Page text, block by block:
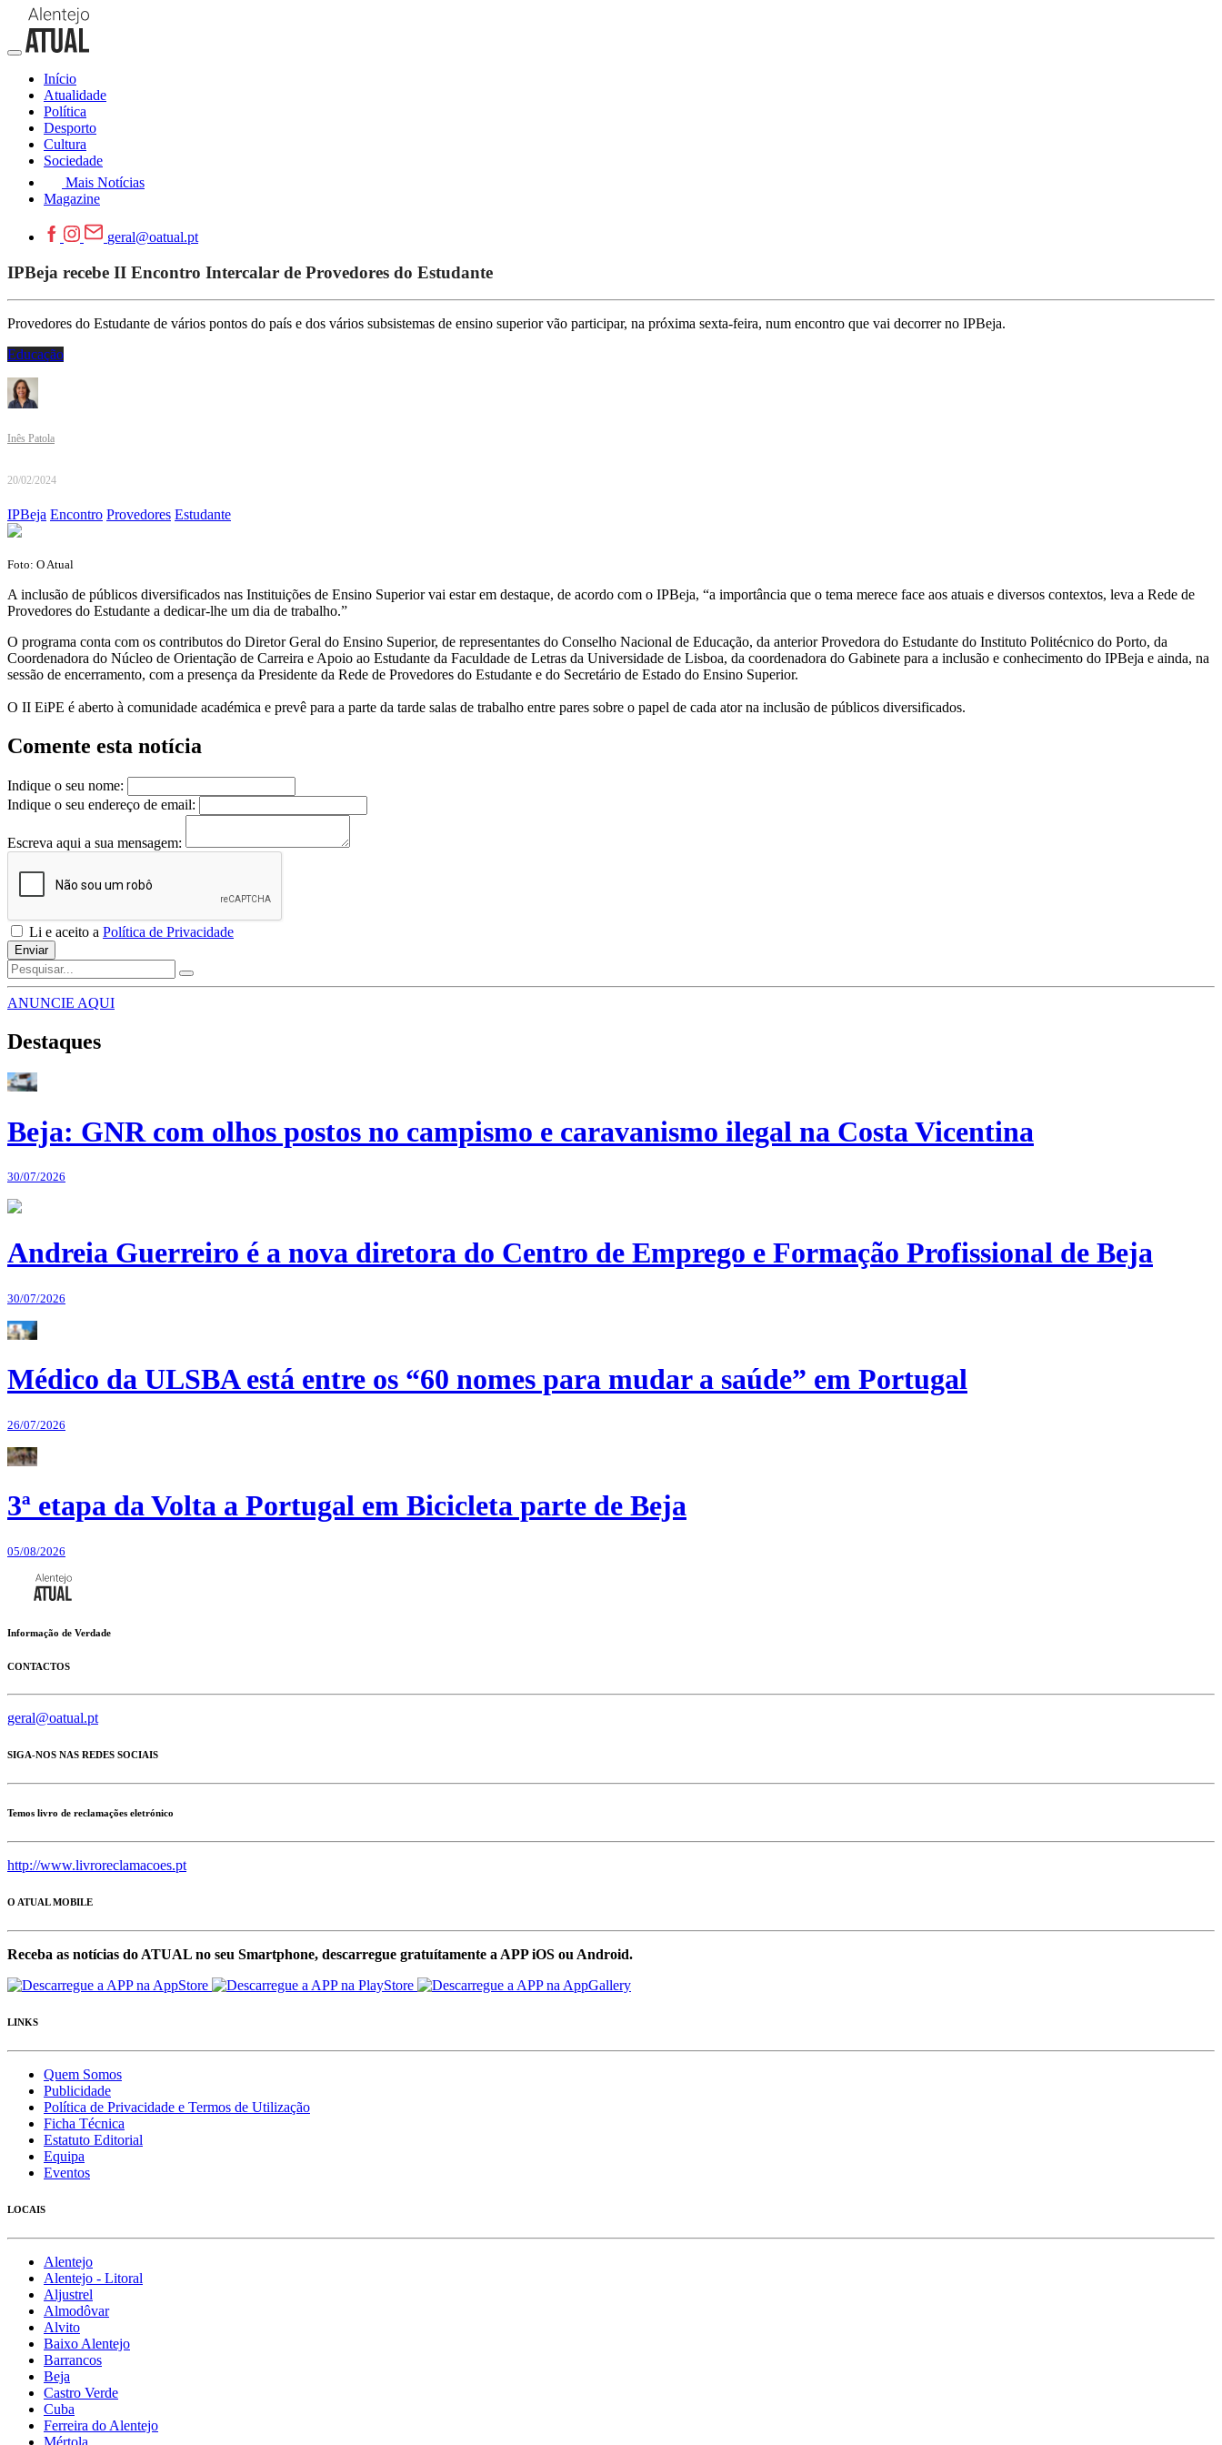
Início
Atualidade
Política
Desporto
Cultura
Sociedade
Mais Notícias
Magazine
geral@oatual.pt
IPBeja recebe II Encontro Intercalar de Provedores do Estudante
Provedores do Estudante de vários pontos do país e dos vários subsistemas de ensino superior vão participar, na próxima sexta-feira, num encontro que vai decorrer no IPBeja.
Educação
Inês Patola
20/02/2024
IPBeja Encontro Provedores Estudante
Foto: O Atual
A inclusão de públicos diversificados nas Instituições de Ensino Superior vai estar em destaque, de acordo com o IPBeja, “a importância que o tema merece face aos atuais e diversos contextos, leva a Rede de
Provedores do Estudante a dedicar-lhe um dia de trabalho.”
O programa conta com os contributos do Diretor Geral do Ensino Superior, de representantes do Conselho Nacional de Educação, da anterior Provedora do Estudante do Instituto Politécnico do Porto, da
Coordenadora do Núcleo de Orientação de Carreira e Apoio ao Estudante da Faculdade de Letras da Universidade de Lisboa, da coordenadora do Gabinete para a inclusão e conhecimento do IPBeja e ainda, na
sessão de encerramento, com a presença da Presidente da Rede de Provedores do Estudante e do Secretário de Estado do Ensino Superior.
O II EiPE é aberto à comunidade académica e prevê para a parte da tarde salas de trabalho entre pares sobre o papel de cada ator na inclusão de públicos diversificados.
Comente esta notícia
Indique o seu nome:
Indique o seu endereço de email:
Escreva aqui a sua mensagem:
Li e aceito a Política de Privacidade
Enviar
ANUNCIE AQUI
Destaques
Beja: GNR com olhos postos no campismo e caravanismo ilegal na Costa Vicentina
30/07/2026
Andreia Guerreiro é a nova diretora do Centro de Emprego e Formação Profissional de Beja
30/07/2026
Médico da ULSBA está entre os “60 nomes para mudar a saúde” em Portugal
26/07/2026
3ª etapa da Volta a Portugal em Bicicleta parte de Beja
05/08/2026
Informação de Verdade
CONTACTOS
geral@oatual.pt
SIGA-NOS NAS REDES SOCIAIS
Temos livro de reclamações eletrónico
http://www.livroreclamacoes.pt
O ATUAL MOBILE
Receba as notícias do ATUAL no seu Smartphone, descarregue gratuítamente a APP iOS ou Android.
LINKS
Quem Somos
Publicidade
Política de Privacidade e Termos de Utilização
Ficha Técnica
Estatuto Editorial
Equipa
Eventos
LOCAIS
Alentejo
Alentejo - Litoral
Aljustrel
Almodôvar
Alvito
Baixo Alentejo
Barrancos
Beja
Castro Verde
Cuba
Ferreira do Alentejo